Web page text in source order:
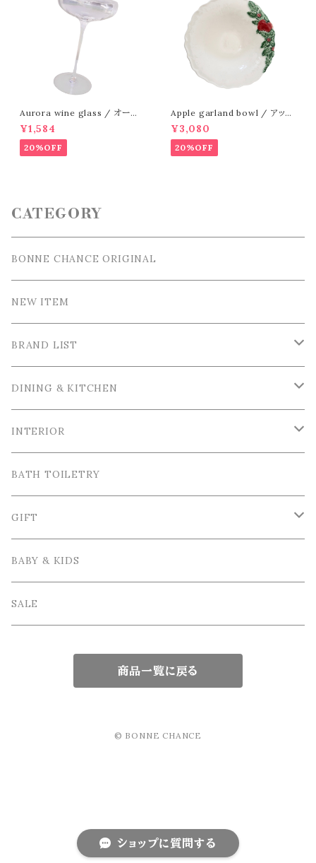
ショップに質問する
Aurora wine glass / オーロ
ラ ワイングラス
¥1,584
20%OFF
Apple garland bowl / アップ
ル ガーランド ボウル
¥3,080
20%OFF
CATEGORY
BONNE CHANCE ORIGINAL
NEW ITEM
BRAND LIST
La Ceramica / ラ・セラミカ
Cutipol / クチポール
Bordallo Pinheiro / ボルダロ・ピニェイロ
VIRGINIA CASA / ヴィルジニア・カーサ
DINING & KITCHEN
Tableware / 食器
Tea＆Coffee cup / ティー＆コーヒーカップ
Plate / 皿
Japanese tableware / 和食器
Cutlery / カトラリー
Spoon / スプーン
Fork / フォーク
Table linen / テーブルリネン
Apron / エプロン
Other / その他雑貨
INTERIOR
Tray＆Case /トレイ＆小物入れ
Photo frame / フォトフレーム
Vase / 花瓶
Interior goods / インテリア雑貨
BATH TOILETRY
GIFT
Wrapping / ラッピング
GIFT SET / ギフトセット
BABY & KIDS
SALE
商品一覧に戻る
© BONNE CHANCE